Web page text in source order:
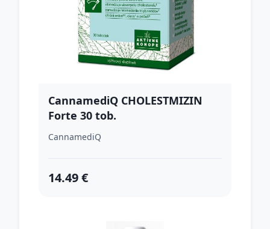
CannamediQ CHOLESTMIZIN
Forte 30 tob.
CannamediQ
14.49 €